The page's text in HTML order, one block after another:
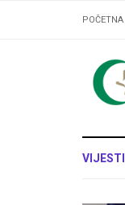
POČETNA
VIJESTI